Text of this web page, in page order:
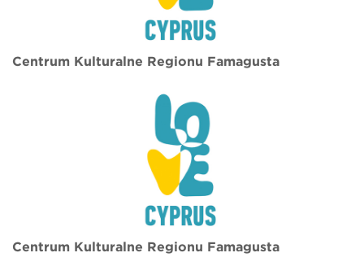
Centrum Kulturalne Regionu Famagusta
Centrum Kulturalne Regionu Famagusta